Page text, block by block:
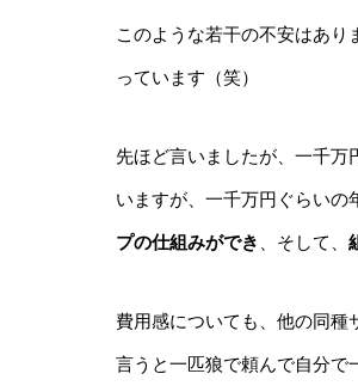
このような若干の不安はあ
っています（笑）
先ほど言いましたが、一千万
いますが、一千万円ぐらいの
プの仕組みができ 、そして、
費用感についても、他の同種
言うと一匹狼で頼んで自分で